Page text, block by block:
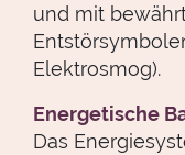
und mit
Elektrosmog).
Energetische
Das